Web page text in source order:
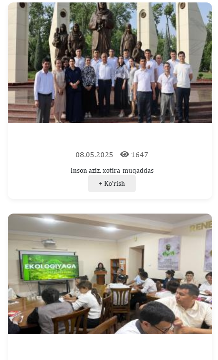
08.05.2025 1647
Inson aziz, xotira-muqaddas
+ Ko‘rish